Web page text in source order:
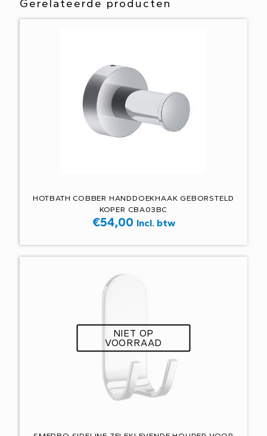
Gerelateerde producten
HOTBATH COBBER HANDDOEKHAAK GEBORSTELD
KOPER CBA03BC
€54,00 Incl. btw
NIET OP
VOORRAAD